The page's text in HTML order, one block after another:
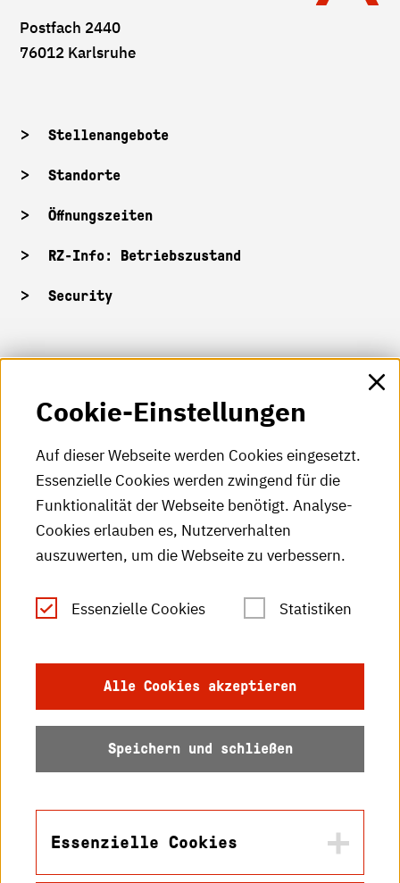
Postfach 2440
76012 Karlsruhe
Stellenangebote
Standorte
Öffnungszeiten
RZ-Info: Betriebszustand
Security
HKA-Shop
HKA-Videos
HKA-Podcast
HKA-Publikationen
RSS-Feed
Leichte Sprache
Datenschutz
Barrierefreiheit
Cookie-Einstellungen
Auf dieser Webseite werden Cookies eingesetzt.
Essenzielle Cookies werden zwingend für die
Funktionalität der Webseite benötigt. Analyse-
Cookies erlauben es, Nutzerverhalten
auszuwerten, um die Webseite zu verbessern.
Essenzielle Cookies Statistiken
Alle Cookies akzeptieren
Speichern und schließen
Essenzielle Cookies